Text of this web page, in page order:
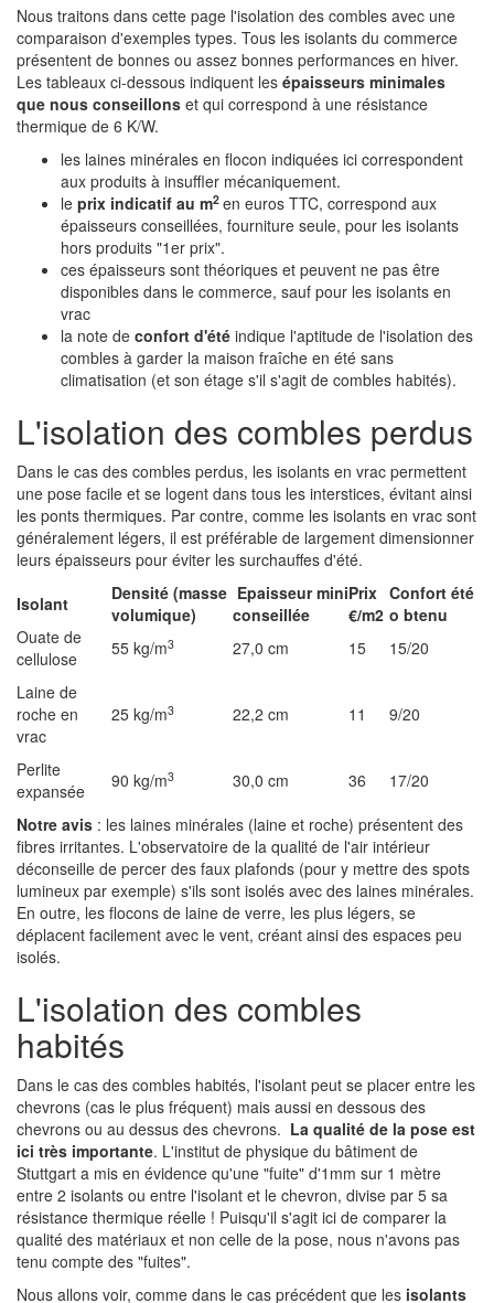
Nous traitons dans cette page l'isolation des combles avec une
comparaison d'exemples types. Tous les isolants du commerce
présentent de bonnes ou assez bonnes performances en hiver.
Les tableaux ci-dessous indiquent les épaisseurs minimales
que nous conseillons et qui correspond à une résistance
thermique de 6 K/W.
les laines minérales en flocon indiquées ici correspondent
aux produits à insuffler mécaniquement.
le prix indicatif au m2 en euros TTC, correspond aux
épaisseurs conseillées, fourniture seule, pour les isolants
hors produits "1er prix".
ces épaisseurs sont théoriques et peuvent ne pas être
disponibles dans le commerce, sauf pour les isolants en
vrac
la note de confort d'été indique l'aptitude de l'isolation des
combles à garder la maison fraîche en été sans
climatisation (et son étage s'il s'agit de combles habités).
L'isolation des combles perdus
Dans le cas des combles perdus, les isolants en vrac permettent
une pose facile et se logent dans tous les interstices, évitant ainsi
les ponts thermiques. Par contre, comme les isolants en vrac sont
généralement légers, il est préférable de largement dimensionner
leurs épaisseurs pour éviter les surchauffes d'été.
Isolant
Densité (masse
volumique)
Epaisseur mini
conseillée
Prix
€/m2
Confort été
o btenu
Ouate de
cellulose
55 kg/m3 27,0 cm 15
15/20
Laine de
roche en
vrac
25 kg/m3 22,2 cm 11 9/20
Perlite
expansée
90 kg/m3 30,0 cm 36
17/20
Notre avis : les laines minérales (laine et roche) présentent des
fibres irritantes. L'observatoire de la qualité de l'air intérieur
déconseille de percer des faux plafonds (pour y mettre des spots
lumineux par exemple) s'ils sont isolés avec des laines minérales.
En outre, les flocons de laine de verre, les plus légers, se
déplacent facilement avec le vent, créant ainsi des espaces peu
isolés.
L'isolation des combles
habités
Dans le cas des combles habités, l'isolant peut se placer entre les
chevrons (cas le plus fréquent) mais aussi en dessous des
chevrons ou au dessus des chevrons. La qualité de la pose est
ici très importante. L'institut de physique du bâtiment de
Stuttgart a mis en évidence qu'une "fuite" d'1mm sur 1 mètre
entre 2 isolants ou entre l'isolant et le chevron, divise par 5 sa
résistance thermique réelle ! Puisqu'il s'agit ici de comparer la
qualité des matériaux et non celle de la pose, nous n'avons pas
tenu compte des "fuites".
Nous allons voir, comme dans le cas précédent que les isolants